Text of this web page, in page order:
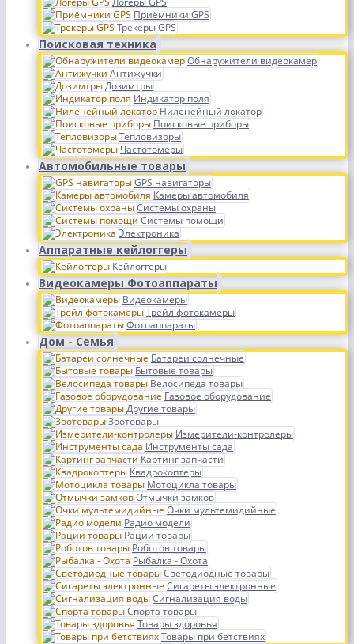
Приёмники GPS
Трекеры GPS
Поисковая техника
Обнаружители видеокамер
Антижучки
Дозимтры
Индикатор поля
Ниленейный локатор
Поисковые приборы
Тепловизоры
Частотомеры
Автомобильные товары
GPS навигаторы
Камеры автомобиля
Системы охраны
Системы помощи
Электроника
Аппаратные кейлоггеры
Кейлоггеры
Видеокамеры Фотоаппараты
Видеокамеры
Трейл фотокамеры
Фотоаппараты
Дом - Семья
Батареи солнечные
Бытовые товары
Велосипеда товары
Газовое оборудование
Другие товары
Зоотовары
Измерители-контролеры
Инструменты сада
Картинг запчасти
Квадрокоптеры
Мотоцикла товары
Отмычки замков
Очки мультемидийные
Радио модели
Рации товары
Роботов товары
Рыбалка - Охота
Светодиодные товары
Сигареты электронные
Сигнализация воды
Спорта товары
Товары здоровья
Товары при бетствиях